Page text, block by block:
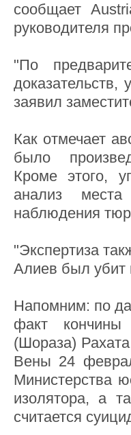
сообщает
руководителя
"По
заявил
Как отмечает
было
Кроме этого,
анализ
наблюдения
"Экспертиза
Алиев был
Напомним: по
факт кончины
(Шораза)
Вены 24
Министерства
изолятора, а
считается